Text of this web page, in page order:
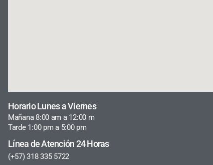
Horario Lunes a Viernes
Mañana 8:00 am a 12:00 m
Tarde 1:00 pm a 5:00 pm
Línea de Atención 24 Horas
(+57) 318 335 5722